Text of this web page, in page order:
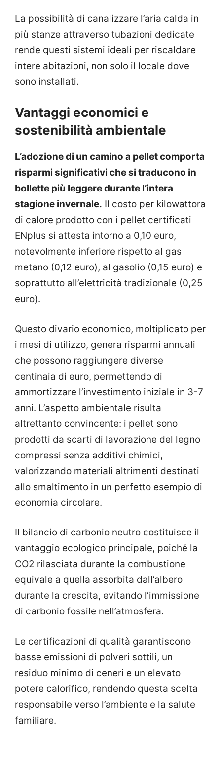
La possibilità di canalizzare l’aria calda in
più stanze attraverso tubazioni dedicate
rende questi sistemi ideali per riscaldare
intere abitazioni, non solo il locale dove
sono installati.
Vantaggi economici e
sostenibilità ambientale
L’adozione di un camino a pellet comporta
risparmi significativi che si traducono in
bollette più leggere durante l’intera
stagione invernale. Il costo per kilowattora
di calore prodotto con i pellet certificati
ENplus si attesta intorno a 0,10 euro,
notevolmente inferiore rispetto al gas
metano (0,12 euro), al gasolio (0,15 euro) e
soprattutto all’elettricità tradizionale (0,25
euro).
Questo divario economico, moltiplicato per
i mesi di utilizzo, genera risparmi annuali
che possono raggiungere diverse
centinaia di euro, permettendo di
ammortizzare l’investimento iniziale in 3-7
anni. L’aspetto ambientale risulta
altrettanto convincente: i pellet sono
prodotti da scarti di lavorazione del legno
compressi senza additivi chimici,
valorizzando materiali altrimenti destinati
allo smaltimento in un perfetto esempio di
economia circolare.
Il bilancio di carbonio neutro costituisce il
vantaggio ecologico principale, poiché la
CO2 rilasciata durante la combustione
equivale a quella assorbita dall’albero
durante la crescita, evitando l’immissione
di carbonio fossile nell’atmosfera.
Le certificazioni di qualità garantiscono
basse emissioni di polveri sottili, un
residuo minimo di ceneri e un elevato
potere calorifico, rendendo questa scelta
responsabile verso l’ambiente e la salute
familiare.